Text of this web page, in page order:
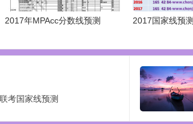
2017年MPAcc分数线预测 2017国家线预测
考国家线预测